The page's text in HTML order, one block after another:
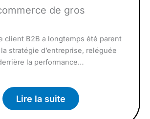
de gros
client B2B a longtemps été parent
stratégie d’entreprise, reléguée
la performance…
Lire la suite